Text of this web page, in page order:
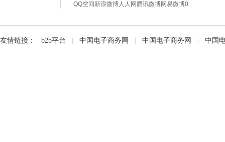
QQ空间 新浪微博人人网 腾讯微博网易微博0
友情链接： b2b平台 中国电子商务网 中国电子商务网 中国